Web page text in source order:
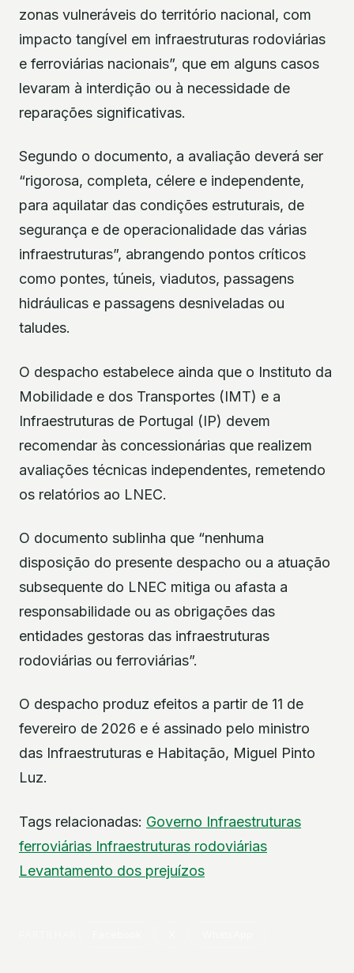
zonas vulneráveis do território nacional, com
impacto tangível em infraestruturas rodoviárias
e ferroviárias nacionais”, que em alguns casos
levaram à interdição ou à necessidade de
reparações significativas.
Segundo o documento, a avaliação deverá ser
“rigorosa, completa, célere e independente,
para aquilatar das condições estruturais, de
segurança e de operacionalidade das várias
infraestruturas”, abrangendo pontos críticos
como pontes, túneis, viadutos, passagens
hidráulicas e passagens desniveladas ou
taludes.
O despacho estabelece ainda que o Instituto da
Mobilidade e dos Transportes (IMT) e a
Infraestruturas de Portugal (IP) devem
recomendar às concessionárias que realizem
avaliações técnicas independentes, remetendo
os relatórios ao LNEC.
O documento sublinha que “nenhuma
disposição do presente despacho ou a atuação
subsequente do LNEC mitiga ou afasta a
responsabilidade ou as obrigações das
entidades gestoras das infraestruturas
rodoviárias ou ferroviárias”.
O despacho produz efeitos a partir de 11 de
fevereiro de 2026 e é assinado pelo ministro
das Infraestruturas e Habitação, Miguel Pinto
Luz.
Tags relacionadas: Governo Infraestruturas
ferroviárias Infraestruturas rodoviárias
Levantamento dos prejuízos